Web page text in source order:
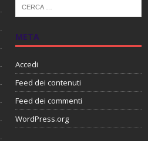
META
Accedi
Feed dei contenuti
Feed dei commenti
WordPress.org